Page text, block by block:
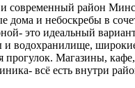
современный район
дома и небоскребы в
это идеальный
и водохранилище,
прогулок. Магазины,
всё есть внутри